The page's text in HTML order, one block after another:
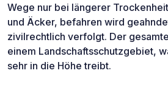
Wege nur bei längerer
und Äcker, befahren wird
zivilrechtlich verfolgt. Der
einem Landschaftsschutzgebiet,
sehr in die Höhe treibt.